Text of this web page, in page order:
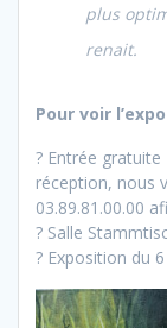
plus
renait.
Pour voir
? Entrée
réception, nous
03.89.81.00.00
? Salle
? Exposition du